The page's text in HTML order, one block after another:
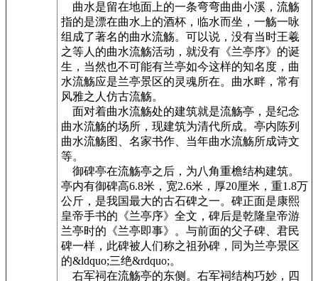
曲水是留在地面上的一条弯弯曲曲小溪，流觞
指的是漂在曲水上的酒杯，临水而坐，一觞一咏
组成了著名的曲水流觞。可以说，没有当时王羲
之等人的曲水流觞活动，就没有《兰亭序》的诞
生，当然也不可能有兰亭如今这样的知名度，曲
水流觞应是兰亭景区的灵魂所在。曲水畔，常有
风雅之人仿古流觞。
面对着曲水流觞处的建筑就是流觞亭，是纪念
曲水流觞的场所，现建筑为清代所成。亭内陈列
曲水流觞图、名家书作、当年曲水流觞所成诗文
等。
御碑亭在流觞亭之后，为八角重檐结构建筑。
亭内有御碑高6.8米，宽2.6米，厚20厘米，重1.8万
公斤，是我国最大的古石碑之一。碑正面是康熙
皇帝手书的《兰亭序》全文，碑后是乾隆皇帝游
兰亭时的《兰亭即事》。与前面的父子碑、君民
碑一样，此碑被人们称之祖孙碑，同为兰亭景区
的&ldquo;三绝&rdquo;。
右军祠在流觞亭的东侧。右军祠结构巧妙，四